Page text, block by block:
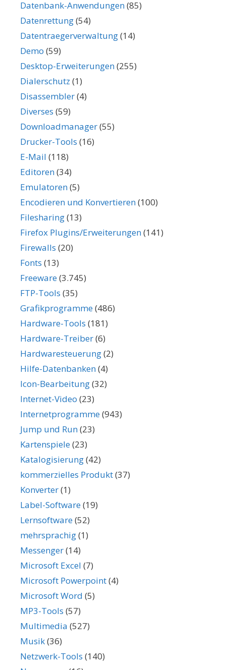
Datenbank-Anwendungen(85)
Datenrettung(54)
Datentraegerverwaltung(14)
Demo (59)
Desktop-Erweiterungen(255)
Dialerschutz (1)
Disassembler(4)
Diverses (59)
Downloadmanager(55)
Drucker-Tools (16)
E-Mail (118)
Editoren(34)
Emulatoren(5)
Encodieren und Konvertieren(100)
Filesharing(13)
Firefox Plugins/Erweiterungen(141)
Firewalls (20)
Fonts (13)
Freeware(3.745)
FTP-Tools (35)
Grafikprogramme(486)
Hardware-Tools (181)
Hardware-Treiber(6)
Hardwaresteuerung(2)
Hilfe-Datenbanken(4)
Icon-Bearbeitung(32)
Internet-Video (23)
Internetprogramme(943)
Jump und Run(23)
Kartenspiele(23)
Katalogisierung(42)
kommerzielles Produkt(37)
Konverter(1)
Label-Software(19)
Lernsoftware(52)
mehrsprachig(1)
Messenger(14)
Microsoft Excel (7)
Microsoft Powerpoint(4)
Microsoft Word (5)
MP3-Tools (57)
Multimedia (527)
Musik(36)
Netzwerk-Tools (140)